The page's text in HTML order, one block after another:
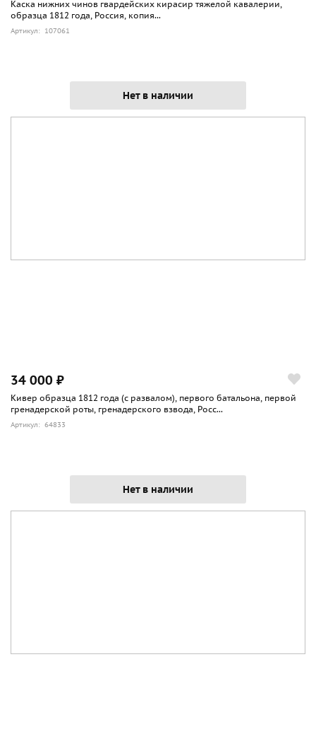
Каска нижних чинов гвардейских кирасир тяжелой кавалерии,
образца 1812 года, Россия, копия...
Артикул: 107061
Нет в наличии
34 000 ₽
Кивер образца 1812 года (с развалом), первого батальона, первой
гренадерской роты, гренадерского взвода, Росс...
Артикул: 64833
Нет в наличии